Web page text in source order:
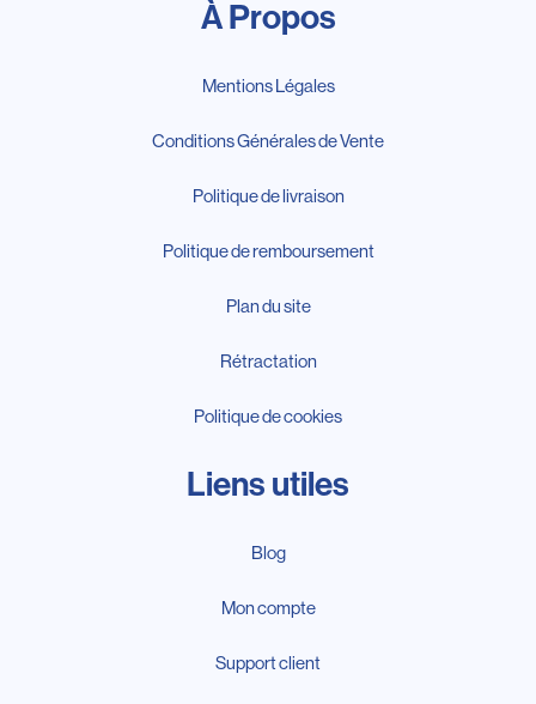
À Propos
Mentions Légales
Conditions Générales de Vente
Politique de livraison
Politique de remboursement
Plan du site
Rétractation
Politique de cookies
Liens utiles
Blog
Mon compte
Support client